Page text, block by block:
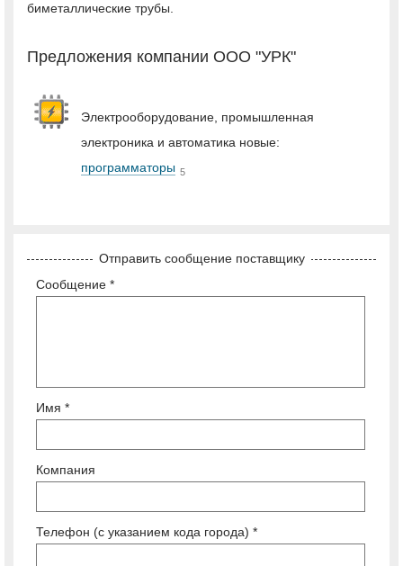
биметаллические трубы.
Предложения компании ООО "УРК"
Электрооборудование, промышленная
электроника и автоматика новые:
программаторы 5
Отправить сообщение поставщику
Сообщение *
Имя *
Компания
Телефон (с указанием кода города) *